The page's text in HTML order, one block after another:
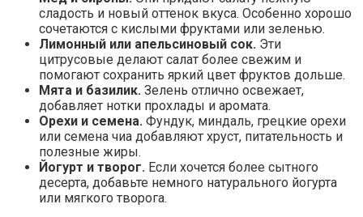
сладость и новый оттенок вкуса. Особенно хорошо
сочетаются с кислыми фруктами или зеленью.
Лимонный или апельсиновый сок. Эти
цитрусовые делают салат более свежим и
помогают сохранить яркий цвет фруктов дольше.
Мята и базилик. Зелень отлично освежает,
добавляет нотки прохлады и аромата.
Орехи и семена. Фундук, миндаль, грецкие орехи
или семена чиа добавляют хруст, питательность и
полезные жиры.
Йогурт и творог. Если хочется более сытного
десерта, добавьте немного натурального йогурта
или мягкого творога.